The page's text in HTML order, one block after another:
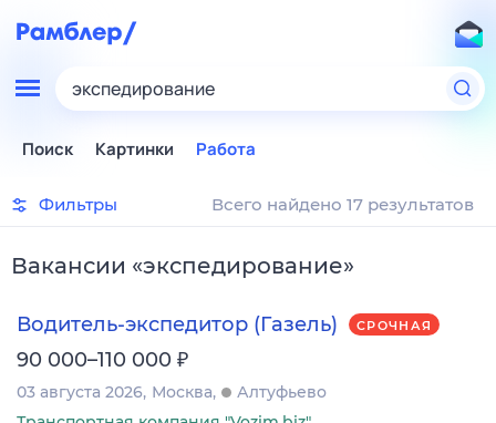
экспедирование
Поиск Картинки Работа
Фильтры Всего найдено 17 результатов
Вакансии «экспедирование»
Водитель-экспедитор (Газель) СРОЧНАЯ
90 000–110 000 ₽
03 августа 2026 Москва
Алтуфьево